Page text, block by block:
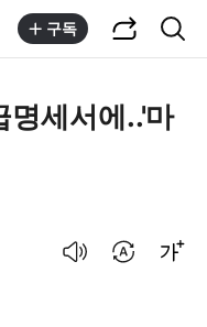
구독
명세서에..'마